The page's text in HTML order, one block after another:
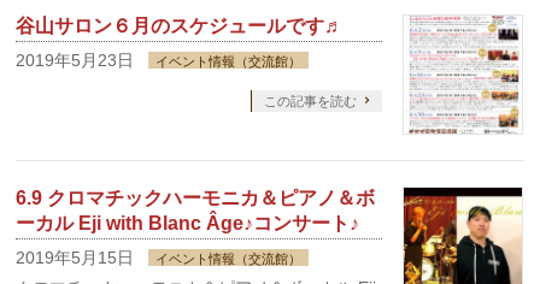
谷山サロン６月のスケジュールです♬
2019年5月23日 イベント情報（交流館）
この記事を読む
6.9 クロマチックハーモニカ＆ピアノ＆ボ
ーカル Eji with Blanc Âge♪コンサート♪
2019年5月15日 イベント情報（交流館）